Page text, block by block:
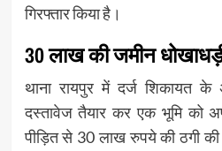
गिरफ्तार किया है।
30 लाख की जमीन
थाना रायपुर में दर्ज शिकायत के
दस्तावेज तैयार कर एक भूमि को
पीड़ित से 30 लाख रुपये की ठगी